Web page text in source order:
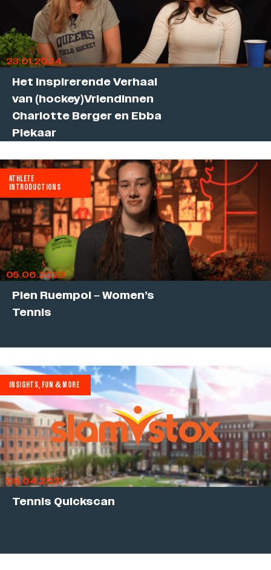
23.01.2024
Het Inspirerende Verhaal
van (hockey)Vriendinnen
Charlotte Berger en Ebba
Piekaar
ATHLETE
INTRODUCTIONS
05.06.2023
Pien Ruempol – Women’s
Tennis
INSIGHTS, FUN & MORE
08.04.2021
Tennis Quickscan